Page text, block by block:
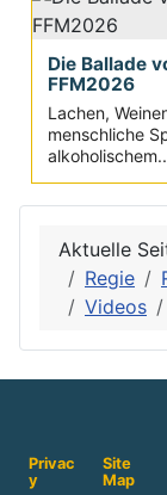
Die Ballade
FFM2026
Lachen,
menschliche
Aktuelle
Regie
Videos
Privac
y
Site
Map